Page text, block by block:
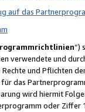
auf das
“)
verwendete und
und Pflichten
das
wird hiermit
oder